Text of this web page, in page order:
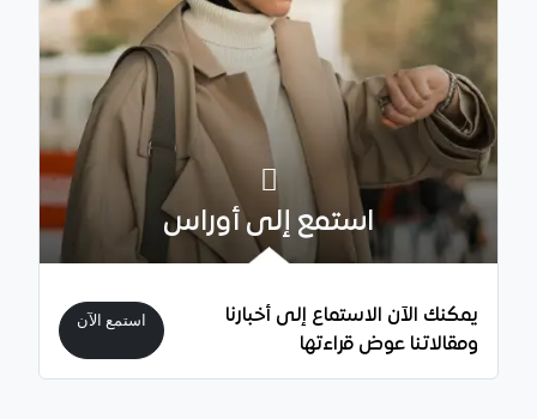
استمع إلى أوراس
يمكنك الآن الاستماع إلى أخبارنا
ومقالاتنا عوض قراءتها
استمع الآن